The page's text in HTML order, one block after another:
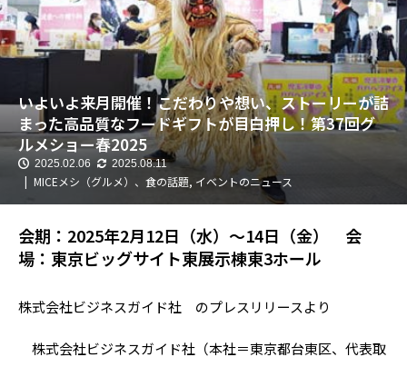
いよいよ来月開催！こだわりや想い、ストーリーが詰
まった高品質なフードギフトが目白押し！第37回グ
ルメショー春2025
2025.02.06 2025.08.11
MICEメシ（グルメ）、食の話題, イベントのニュース
会期：2025年2月12日（水）～14日（金） 会
場：東京ビッグサイト東展示棟東3ホール
株式会社ビジネスガイド社 のプレスリリースより
株式会社ビジネスガイド社（本社＝東京都台東区、代表取